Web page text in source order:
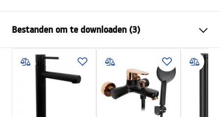
Montagewijze
Opbouw
Kleur
Zwart
Type uitloop
Vast
Messing
Uitloopbereik
160
Bestanden om te downloaden (3)
Garantievoorwaarden
Warranty_Terms_and_Conditions_Faucets_-_5.pdf
Montage-instructies